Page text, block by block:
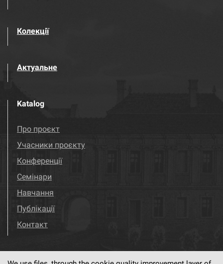
Колекції
Актуальне
Katalog
Про проєкт
Учасники проєкту
Конференції
Семінари
Навчання
Публікації
Контакт